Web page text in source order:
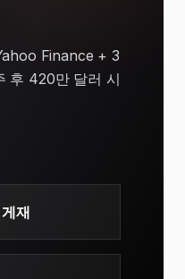
Finance + 3
후 420만 달러 시
재